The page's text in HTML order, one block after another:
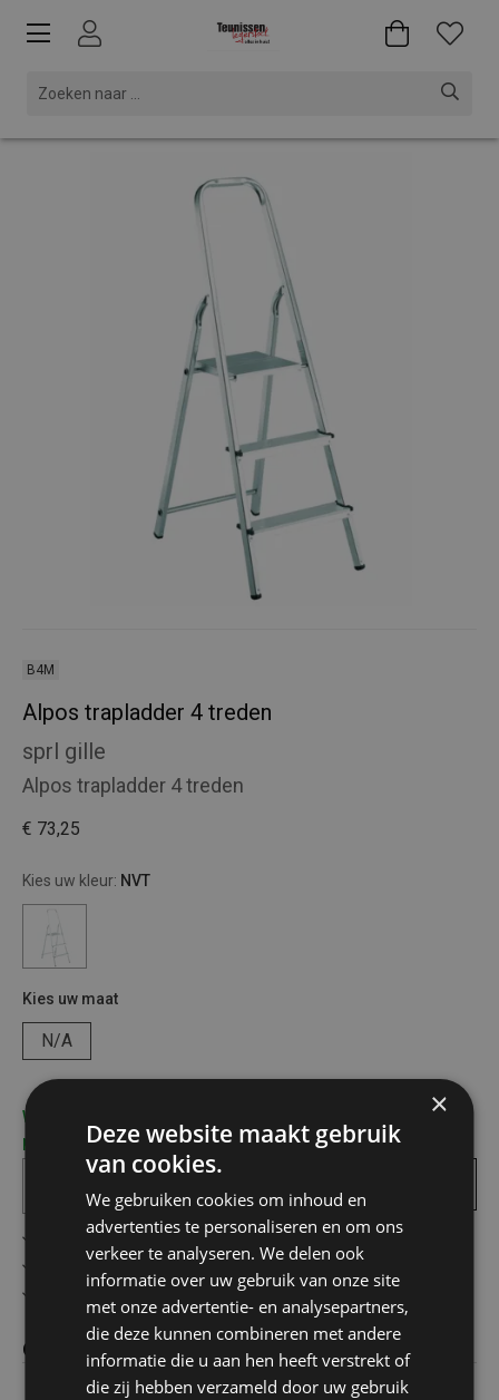
B4M
Alpos trapladder 4 treden
sprl gille
Alpos trapladder 4 treden
€ 73,25
Kies uw kleur: NVT
Kies uw maat
N/A
We leveren met eigen vervoer, contacteer ons voor uw
persoonlijke leverkost!
Gratis verzending in België vanaf €75
Veilig online betalen
Omschrijving
×
Deze website maakt gebruik
van cookies.
We gebruiken cookies om inhoud en
advertenties te personaliseren en om ons
verkeer te analyseren. We delen ook
informatie over uw gebruik van onze site
met onze advertentie- en analysepartners,
die deze kunnen combineren met andere
informatie die u aan hen heeft verstrekt of
die zij hebben verzameld door uw gebruik